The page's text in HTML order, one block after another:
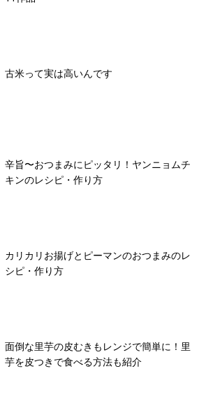
古米って実は高いんです
辛旨〜おつまみにピッタリ！ヤンニョムチ
キンのレシピ・作り方
カリカリお揚げとピーマンのおつまみのレ
シピ・作り方
面倒な里芋の皮むきもレンジで簡単に！里
芋を皮つきで食べる方法も紹介